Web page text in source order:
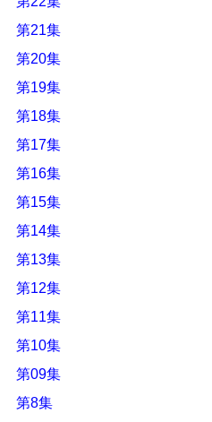
第21集
第20集
第19集
第18集
第17集
第16集
第15集
第14集
第13集
第12集
第11集
第10集
第09集
第8集